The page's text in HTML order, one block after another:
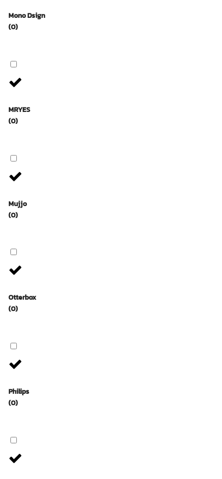
Mono Dsign
(0)
MRYES
(0)
Mujjo
(0)
Otterbox
(0)
Philips
(0)